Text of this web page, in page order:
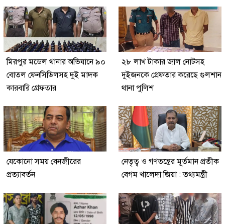
মিরপুর মডেল থানার অভিযানে ৯০
বোতল ফেনসিডিলসহ দুই মাদক
কারবারি গ্রেফতার
২৮ লাখ টাকার জাল নোটসহ
দুইজনকে গ্রেফতার করেছে গুলশান
থানা পুলিশ
যেকোনো সময় বেনজীরের
প্রত্যাবর্তন
নেতৃত্ব ও গণতন্ত্রের মূর্তমান প্রতীক
বেগম খালেদা জিয়া : তথ্যমন্ত্রী